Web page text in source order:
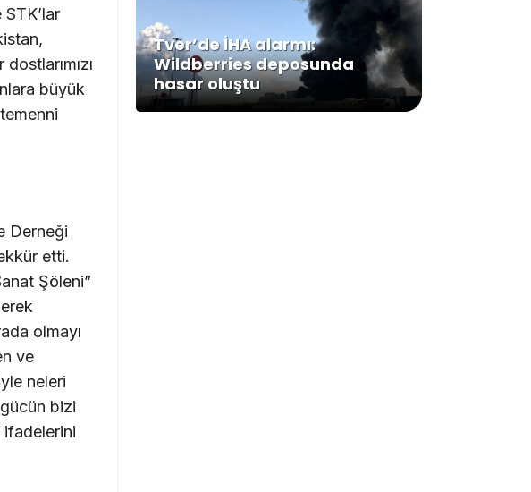
büyük
Derneği
etti.
Şöleni”
olmayı
ve
neleri
bizi
ifadelerini
Tver’de İHA alarmı:
Wildberries deposunda
hasar oluştu